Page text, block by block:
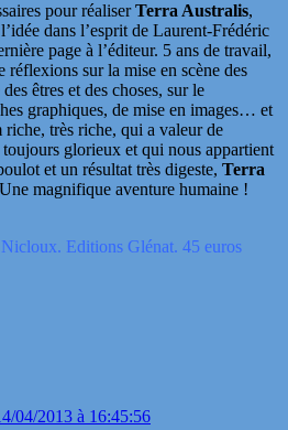
pour réaliserTerra Australis,
dans l’esprit de Laurent-Frédéric
page à l’éditeur. 5 ans de travail,
réflexions sur la mise en scène des
êtres et des choses, sur le
graphiques, de mise en images… et
très riche, qui a valeur de
toujours glorieux et qui nous appartient
et un résultat très digeste, Terra
magnifique aventure humaine !
Editions Glénat. 45 euros
04/2013 à 16:45:56